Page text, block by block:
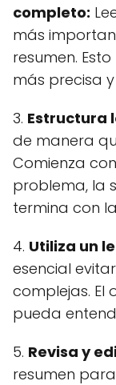
completo:
más
resumen.
más precisa
3. Estructura
de manera
Comienza
problema, la
termina con
4. Utiliza un
esencial
complejas. El
pueda
5. Revisa y
resumen